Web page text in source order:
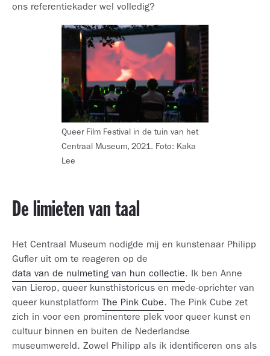
ons referentiekader wel volledig?
Queer Film Festival in de tuin van het
Centraal Museum, 2021. Foto: Kaka
Lee
De limieten van taal
Het Centraal Museum nodigde mij en kunstenaar Philipp
Gufler uit om te reageren op de
data van de nulmeting van hun collectie. Ik ben Anne
van Lierop, queer kunsthistoricus en mede-oprichter van
queer kunstplatform The Pink Cube. The Pink Cube zet
zich in voor een prominentere plek voor queer kunst en
cultuur binnen en buiten de Nederlandse
museumwereld. Zowel Philipp als ik identificeren ons als